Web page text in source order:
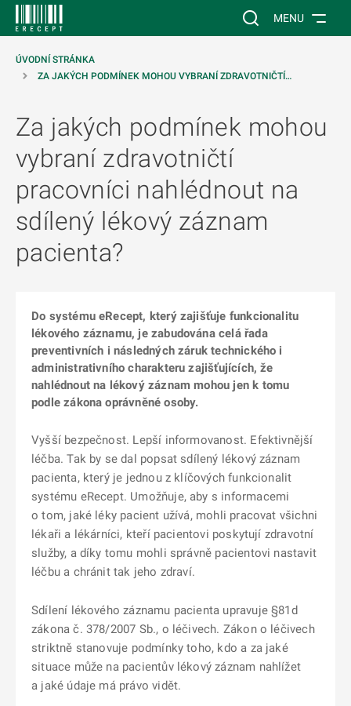
Vyhledávání na
MENU
ÚVODNÍ STRÁNKA
ZA JAKÝCH PODMÍNEK MOHOU VYBRANÍ ZDRAVOTNIČTÍ…
Za jakých podmínek mohou
vybraní zdravotničtí
pracovníci nahlédnout na
sdílený lékový záznam
pacienta?
Do systému eRecept, který zajišťuje funkcionalitu
lékového záznamu, je zabudována celá řada
preventivních i následných záruk technického i
administrativního charakteru zajišťujících, že
nahlédnout na lékový záznam mohou jen k tomu
podle zákona oprávněné osoby.
Vyšší bezpečnost. Lepší informovanost. Efektivnější
léčba. Tak by se dal popsat sdílený lékový záznam
pacienta, který je jednou z klíčových funkcionalit
systému eRecept. Umožňuje, aby s informacemi
o tom, jaké léky pacient užívá, mohli pracovat všichni
lékaři a lékárníci, kteří pacientovi poskytují zdravotní
služby, a díky tomu mohli správně pacientovi nastavit
léčbu a chránit tak jeho zdraví.
Sdílení lékového záznamu pacienta upravuje §81d
zákona č. 378/2007 Sb., o léčivech. Zákon o léčivech
striktně stanovuje podmínky toho, kdo a za jaké
situace může na pacientův lékový záznam nahlížet
a jaké údaje má právo vidět.